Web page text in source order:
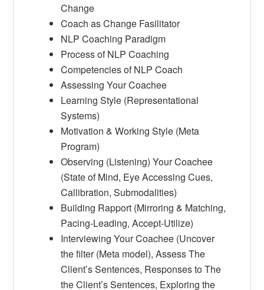
Change
Coach as Change Fasilitator
NLP Coaching Paradigm
Process of NLP Coaching
Competencies of NLP Coach
Assessing Your Coachee
Learning Style (Representational
Systems)
Motivation & Working Style (Meta
Program)
Observing (Listening) Your Coachee
(State of Mind, Eye Accessing Cues,
Callibration, Submodalities)
Building Rapport (Mirroring & Matching,
Pacing-Leading, Accept-Utilize)
Interviewing Your Coachee (Uncover
the filter (Meta model), Assess The
Client’s Sentences, Responses to The
the Client’s Sentences, Exploring the